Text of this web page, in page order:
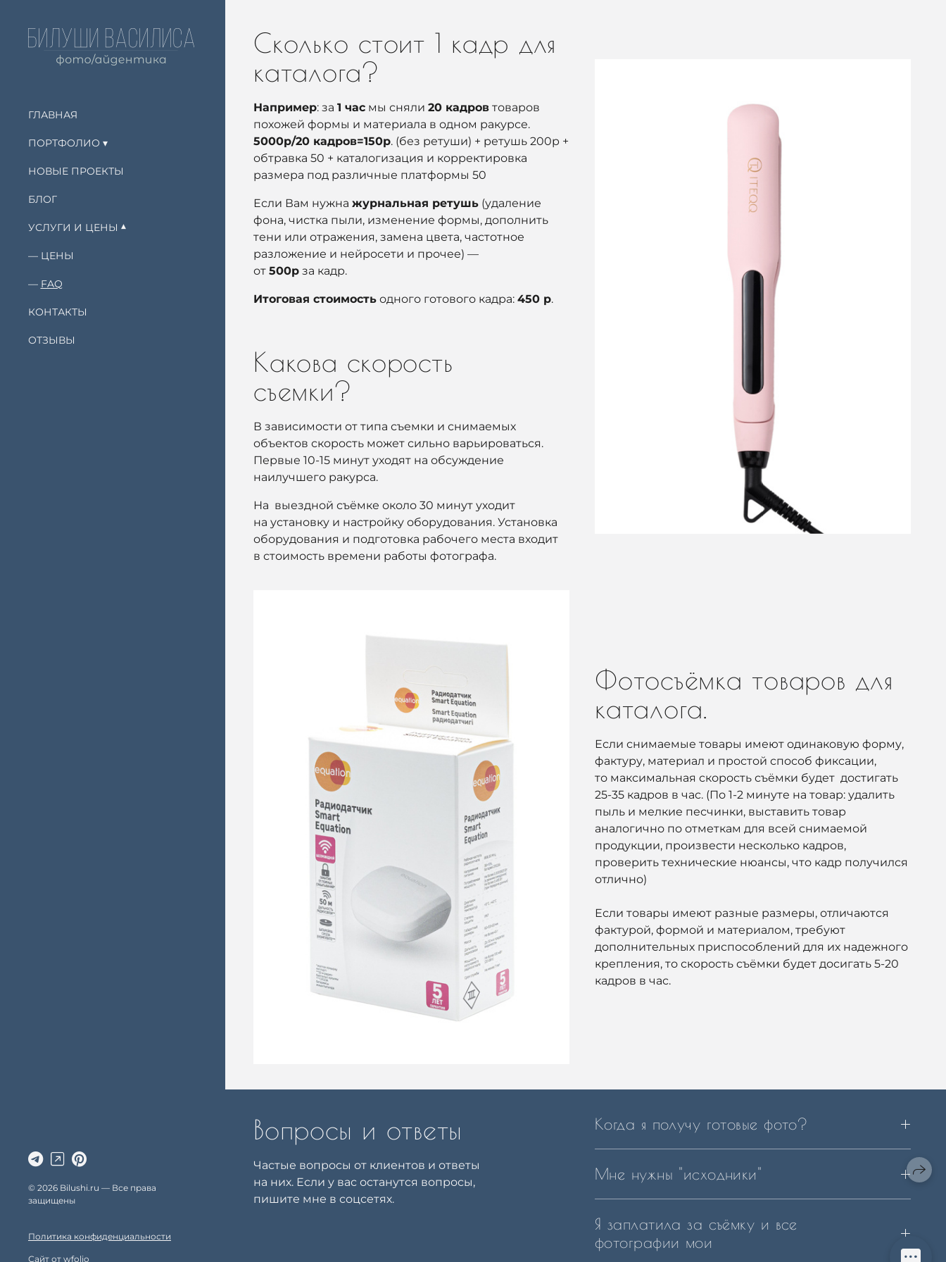
ГЛАВНАЯ
ПОРТФОЛИО
НОВЫЕ ПРОЕКТЫ
БЛОГ
УСЛУГИ И ЦЕНЫ
ЦЕНЫ
FAQ
КОНТАКТЫ
ОТЗЫВЫ
© 2026 Bilushi.ru — Все права
защищены
Политика конфиденциальности
Сайт от wfolio
Сколько стоит 1 кадр для
каталога?
Например: за 1 час мы сняли 20 кадров товаров
похожей формы и материала в одном ракурсе.
5000р/20 кадров=150р. (без ретуши) + ретушь 200р +
обтравка 50 + каталогизация и корректировка
размера под различные платформы 50
Если Вам нужна журнальная ретушь (удаление
фона, чистка пыли, изменение формы, дополнить
тени или отражения, замена цвета, частотное
разложение и нейросети и прочее) —
от 500р за кадр.
Итоговая стоимость одного готового кадра: 450 р.
Какова скорость
съемки?
В зависимости от типа съемки и снимаемых
объектов скорость может сильно варьироваться.
Первые 10-15 минут уходят на обсуждение
наилучшего ракурса.
На выездной съёмке около 30 минут уходит
на установку и настройку оборудования. Установка
оборудования и подготовка рабочего места входит
в стоимость времени работы фотографа.
Фотосъёмка товаров для
каталога.
Если снимаемые товары имеют одинаковую форму,
фактуру, материал и простой способ фиксации,
то максимальная скорость съёмки будет достигать
25-35 кадров в час. (По 1-2 минуте на товар: удалить
пыль и мелкие песчинки, выставить товар
аналогично по отметкам для всей снимаемой
продукции, произвести несколько кадров,
проверить технические нюансы, что кадр получился
отлично)
Если товары имеют разные размеры, отличаются
фактурой, формой и материалом, требуют
дополнительных приспособлений для их надежного
крепления, то скорость съёмки будет досигать 5-20
кадров в час.
Вопросы и ответы
Частые вопросы от клиентов и ответы
на них. Если у вас останутся вопросы,
пишите мне в соцсетях.
Когда я получу готовые фото?
Мне нужны "исходники"
Я заплатила за съёмку и все
фотографии мои